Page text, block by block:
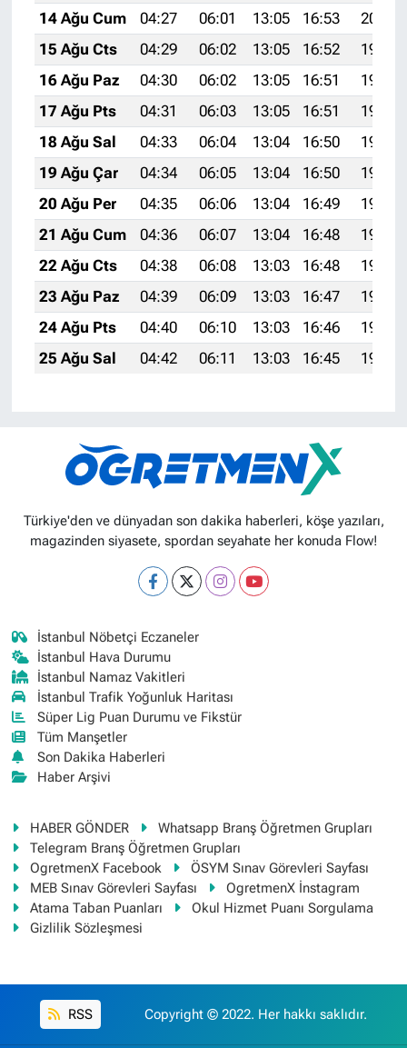
14 Ağu Cum
04:27 06:01 13:05 16:53
20:00
15 Ağu Cts
04:29 06:02 13:05 16:52
19:59
16 Ağu Paz
04:30 06:02 13:05 16:51
19:57
17 Ağu Pts
04:31 06:03 13:05 16:51
19:56
18 Ağu Sal
04:33 06:04 13:04 16:50
19:55
19 Ağu Çar
04:34 06:05 13:04 16:50
19:53
20 Ağu Per
04:35 06:06 13:04 16:49
19:52
21 Ağu Cum
04:36 06:07 13:04 16:48
19:50
22 Ağu Cts
04:38 06:08 13:03 16:48
19:49
23 Ağu Paz
04:39 06:09 13:03 16:47
19:48
24 Ağu Pts
04:40 06:10 13:03 16:46
19:46
25 Ağu Sal
04:42 06:11 13:03 16:45 19:45
Türkiye'den ve dünyadan son dakika haberleri, köşe yazıları,
magazinden siyasete, spordan seyahate her konuda Flow!
İstanbul Nöbetçi Eczaneler
İstanbul Hava Durumu
İstanbul Namaz Vakitleri
İstanbul Trafik Yoğunluk Haritası
Süper Lig Puan Durumu ve Fikstür
Tüm Manşetler
Son Dakika Haberleri
Haber Arşivi
HABER GÖNDER
Whatsapp Branş Öğretmen Grupları
Telegram Branş Öğretmen Grupları
OgretmenX Facebook
ÖSYM Sınav Görevleri Sayfası
MEB Sınav Görevleri Sayfası
OgretmenX İnstagram
Atama Taban Puanları
Okul Hizmet Puanı Sorgulama
Gizlilik Sözleşmesi
RSS Copyright © 2022. Her hakkı saklıdır.